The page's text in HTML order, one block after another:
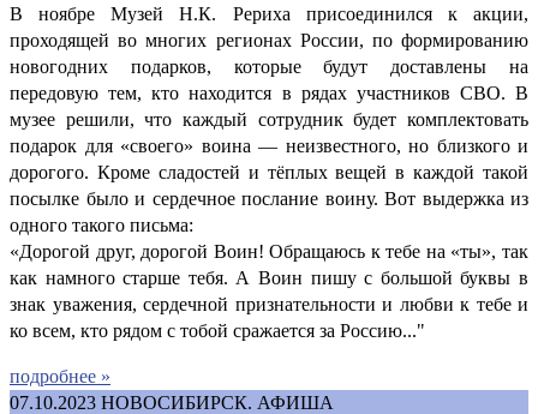
В ноябре Музей Н.К. Рериха присоединился к акции,
проходящей во многих регионах России, по формированию
новогодних подарков, которые будут доставлены на
передовую тем, кто находится в рядах участников СВО. В
музее решили, что каждый сотрудник будет комплектовать
подарок для «своего» воина — неизвестного, но близкого и
дорогого. Кроме сладостей и тёплых вещей в каждой такой
посылке было и сердечное послание воину. Вот выдержка из
одного такого письма:
«Дорогой друг, дорогой Воин! Обращаюсь к тебе на «ты», так
как намного старше тебя. А Воин пишу с большой буквы в
знак уважения, сердечной признательности и любви к тебе и
ко всем, кто рядом с тобой сражается за Россию..."
подробнее »
07.10.2023 НОВОСИБИРСК. АФИША